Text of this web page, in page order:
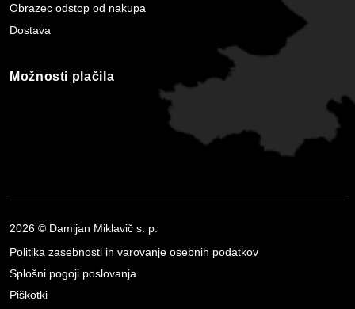
Obrazec odstop od nakupa
Dostava
Možnosti plačila
2026 © Damijan Miklavič s. p.
Politika zasebnosti in varovanje osebnih podatkov
Splošni pogoji poslovanja
Piškotki